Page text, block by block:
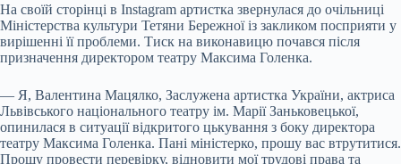
На своїй сторінці в Instagram артистка звернулася до очільниці
Міністерства культури Тетяни Бережної із закликом посприяти у
вирішенні її проблеми. Тиск на виконавицю почався після
призначення директором театру Максима Голенка.
— Я, Валентина Мацялко, Заслужена артистка України, актриса
Львівського національного театру ім. Марії Заньковецької,
опинилася в ситуації відкритого цькування з боку директора
театру Максима Голенка. Пані міністерко, прошу вас втрутитися.
Прошу провести перевірку, відновити мої трудові права та